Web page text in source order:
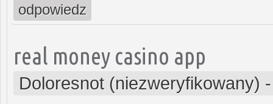
odpowiedz
real money casino app
Doloresnot (niezweryfikowany)